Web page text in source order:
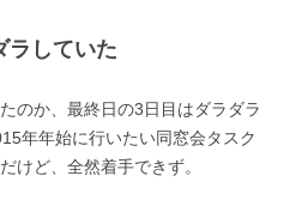
ラしていた
のか、最終日の3日目はダラダラ
年年始に行いたい同窓会タスク
けど、全然着手できず。